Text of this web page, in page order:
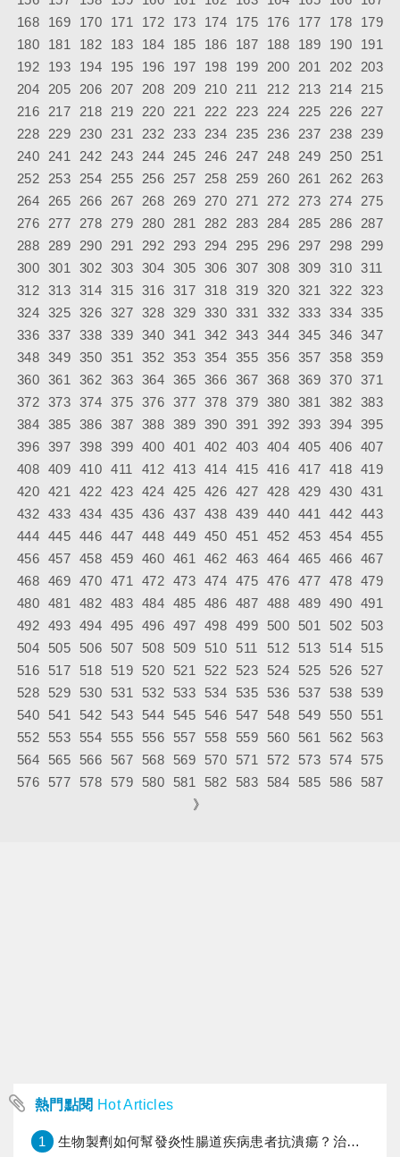
168
169 170 171 172 173 174 175 176 177 178
179
180
181 182 183 184 185 186 187 188 189 190
191
192
193 194 195 196 197 198 199 200 201 202
203
204
205 206 207 208 209 210 211 212 213 214
215
216
217 218 219 220 221 222 223 224 225 226
227
228
229 230 231 232 233 234 235 236 237 238
239
240
241 242 243 244 245 246 247 248 249 250
251
252
253 254 255 256 257 258 259 260 261 262
263
264
265 266 267 268 269 270 271 272 273 274
275
276
277 278 279 280 281 282 283 284 285 286
287
288
289 290 291 292 293 294 295 296 297 298
299
300 301 302 303 304 305 306 307 308 309 310
311
312 313 314 315 316 317 318 319 320 321 322 323
324 325 326 327 328 329 330 331 332 333 334 335
336 337 338 339 340 341 342 343 344 345 346 347
348 349 350 351 352 353 354 355 356 357 358 359
360 361 362 363 364 365 366 367 368 369 370 371
372 373 374 375 376 377 378 379 380 381 382 383
384 385 386 387 388 389 390 391 392 393 394 395
396 397 398 399 400 401 402 403 404 405 406 407
408 409 410 411 412 413 414 415 416 417 418 419
420 421 422 423 424 425 426 427 428 429 430 431
432 433 434 435 436 437 438 439 440 441 442 443
444 445 446 447 448 449 450 451 452 453 454 455
456 457 458 459 460 461 462 463 464 465 466 467
468 469 470 471 472 473 474 475 476 477 478 479
480 481 482 483 484 485 486 487 488 489 490 491
492 493 494 495 496 497 498 499 500 501 502
503
504
505 506 507 508 509 510 511 512 513 514
515
516
517 518 519 520 521 522 523 524 525 526
527
528
529 530 531 532 533 534 535 536 537 538
539
540
541 542 543 544 545 546 547 548 549 550
551
552
553 554 555 556 557 558 559 560 561 562
563
564
565 566 567 568 569 570 571 572 573 574
575
576
577 578 579 580 581 582 583 584 585 586
587
》
熱門點閱 Hot Articles
1 生物製劑如何幫發炎性腸道疾病患者抗潰瘍？治療進展與健保給付困境一次看